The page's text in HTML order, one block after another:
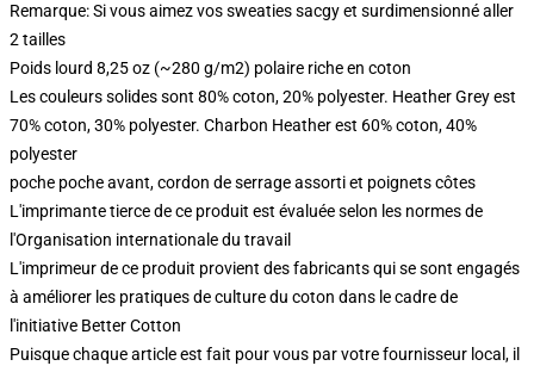
Remarque: Si vous aimez vos sweaties sacgy et surdimensionné aller
2 tailles
Poids lourd 8,25 oz (~280 g/m2) polaire riche en coton
Les couleurs solides sont 80% coton, 20% polyester. Heather Grey est
70% coton, 30% polyester. Charbon Heather est 60% coton, 40%
polyester
poche poche avant, cordon de serrage assorti et poignets côtes
L'imprimante tierce de ce produit est évaluée selon les normes de
l'Organisation internationale du travail
L'imprimeur de ce produit provient des fabricants qui se sont engagés
à améliorer les pratiques de culture du coton dans le cadre de
l'initiative Better Cotton
Puisque chaque article est fait pour vous par votre fournisseur local, il